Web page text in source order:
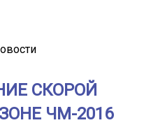
СКОРОЙ
ЧМ-2016